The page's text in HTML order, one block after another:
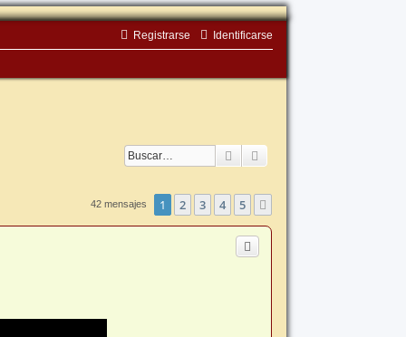
Identificarse
Registrarse
Buscar
42 mensajes 1 2 3 4 5